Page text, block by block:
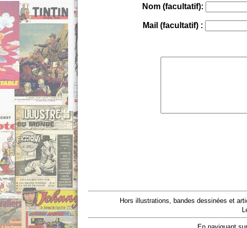
Nom (facultatif):
Mail (facultatif) :
Hors illustrations, bandes dessinées et